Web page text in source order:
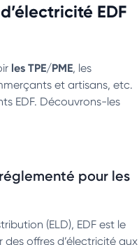
EDF
les TPE/PME, les
et artisans, etc.
EDF. Découvrons-les
pour les
(ELD), EDF est le
offres d’électricité aux